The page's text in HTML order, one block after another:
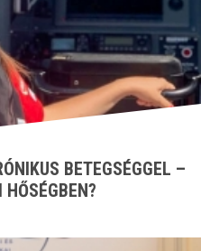
BETEGSÉGGEL –